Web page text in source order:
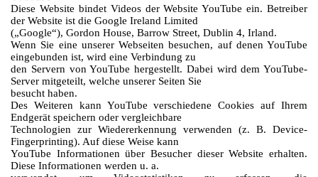
Diese Website bindet Videos der Website YouTube ein. Betreiber
der Website ist die Google Ireland Limited
(„Google“), Gordon House, Barrow Street, Dublin 4, Irland.
Wenn Sie eine unserer Webseiten besuchen, auf denen YouTube
eingebunden ist, wird eine Verbindung zu
den Servern von YouTube hergestellt. Dabei wird dem YouTube-
Server mitgeteilt, welche unserer Seiten Sie
besucht haben.
Des Weiteren kann YouTube verschiedene Cookies auf Ihrem
Endgerät speichern oder vergleichbare
Technologien zur Wiedererkennung verwenden (z. B. Device-
Fingerprinting). Auf diese Weise kann
YouTube Informationen über Besucher dieser Website erhalten.
Diese Informationen werden u. a.